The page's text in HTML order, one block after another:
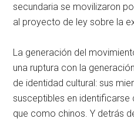
secundaria se movilizaron
al proyecto de ley sobre la
La generación del
una ruptura con la
de identidad cultural: sus
susceptibles en
que como chinos. Y detrás